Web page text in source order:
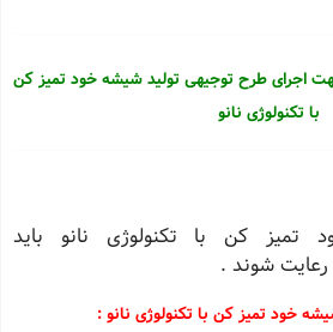
اجرای طرح توجیهی تولید شیشه خود تمیز کن
با تکنولوژی نانو
تمیز کن با تکنولوژی نانو باید
خود تمیز کن با تکنولوژی نانو :